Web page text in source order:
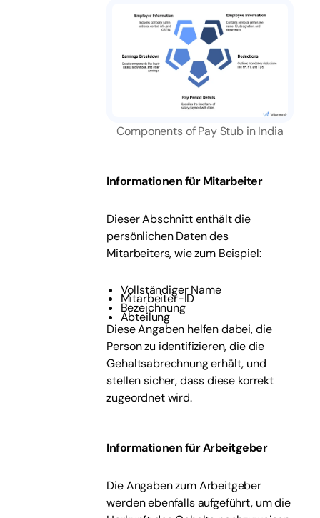
Components of Pay Stub in India
Informationen für Mitarbeiter
Dieser Abschnitt enthält die
persönlichen Daten des
Mitarbeiters, wie zum Beispiel:
Vollständiger Name
Mitarbeiter-ID
Bezeichnung
Abteilung
Diese Angaben helfen dabei, die
Person zu identifizieren, die die
Gehaltsabrechnung erhält, und
stellen sicher, dass diese korrekt
zugeordnet wird.
Informationen für Arbeitgeber
Die Angaben zum Arbeitgeber
werden ebenfalls aufgeführt, um die